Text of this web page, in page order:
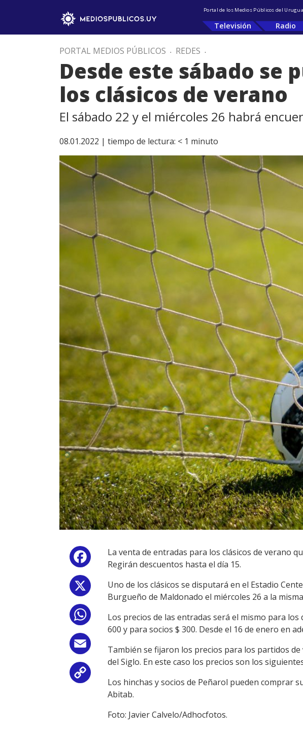
Portal de los Medios Públicos del
Televisión Radio
PORTAL MEDIOS PÚBLICOS . REDES .
Desde este sábado se
los clásicos de verano
El sábado 22 y el miércoles 26 habrá
08.01.2022 | tiempo de lectura: < 1 minuto
Facebook
WhatsApp
Email
Link
La venta de entradas para los clásicos de verano
Regirán descuentos hasta el día 15.
Uno de los clásicos se disputará en el Estadio
Burgueño de Maldonado el miércoles 26 a la
Los precios de las entradas será el mismo para
600 y para socios $ 300. Desde el 16 de enero en
También se fijaron los precios para los partidos
del Siglo. En este caso los precios son los
Los hinchas y socios de Peñarol pueden comprar
Abitab.
Foto: Javier Calvelo/Adhocfotos.